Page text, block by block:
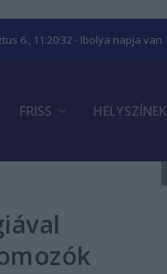
6., 11:20:33 - Ibolya napja van
FRISS HELYSZÍNEK